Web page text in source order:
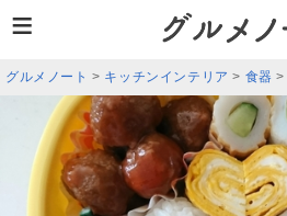
グルメノート > キッチンインテリア > 食器 >
≡